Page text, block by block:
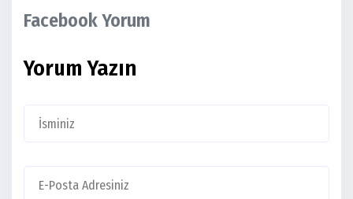
Facebook Yorum
Yorum Yazın